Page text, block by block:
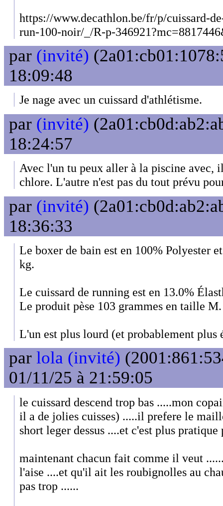
https://www.decathlon.be/fr/p/cuissard-
run-100-noir/_/R-p-
par (invité)
18:09:48
Je nage avec un cuissard d'athlétisme.
par (invité)
18:24:57
Avec l'un tu peux aller à la piscine avec,
chlore. L'autre n'est pas du tout prévu
par (invité)
18:36:33
Le boxer de bain est en 100% Polyester
kg.
Le cuissard de running est en 13.0%
Le produit pèse 103 grammes en taille M.
L'un est plus lourd (et probablement plus
par lola (invité)
01/11/25 à 21:59:05
le cuissard descend trop bas .....mon
il a de jolies cuisses) .....il prefere le
short leger dessus ....et c'est plus pratique
maintenant chacun fait comme il veut
l'aise ....et qu'il ait les roubignolles au
pas trop ......